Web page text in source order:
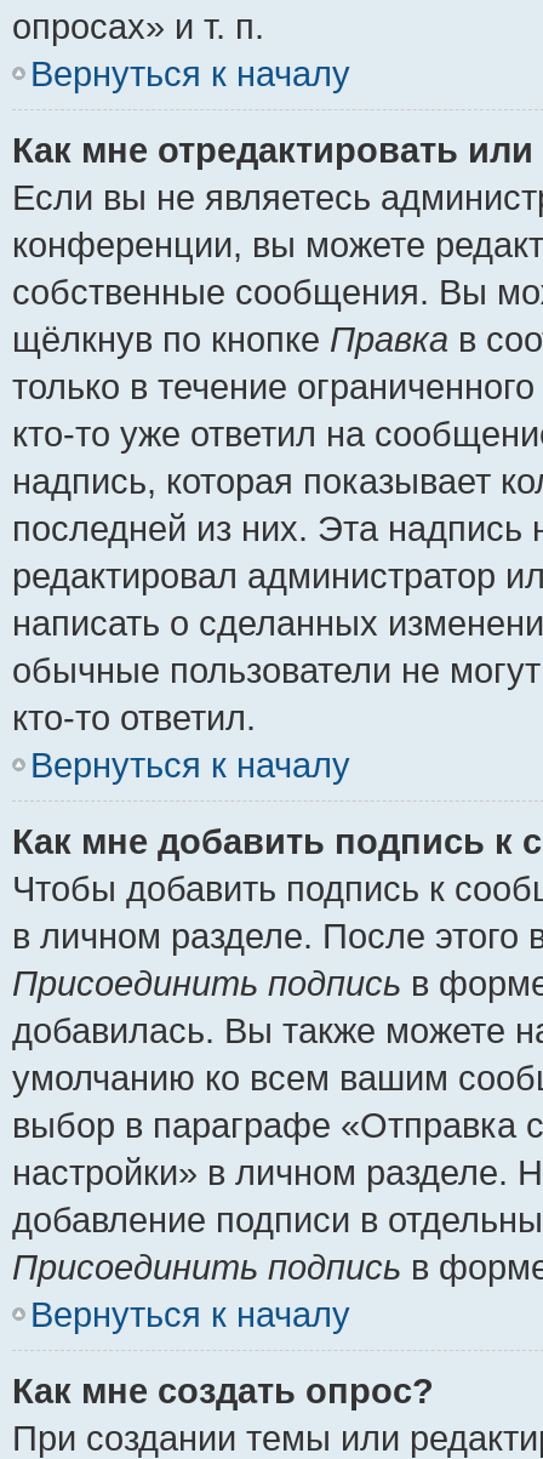
опросах» и т. п.
Вернуться к началу
Как мне отредактировать
Если вы не являетесь
конференции, вы можете
собственные сообщения. Вы
щёлкнув по кнопке Правка в
только в течение
кто-то уже ответил на
надпись, которая показывает
последней из них. Эта
редактировал администратор
написать о сделанных
обычные пользователи не
кто-то ответил.
Вернуться к началу
Как мне добавить подпись к
Чтобы добавить подпись к
в личном разделе. После
Присоединить подпись в
добавилась. Вы также можете
умолчанию ко всем вашим
выбор в параграфе «Отправка
настройки» в личном разделе.
добавление подписи в
Присоединить подпись в
Вернуться к началу
Как мне создать опрос?
При создании темы или